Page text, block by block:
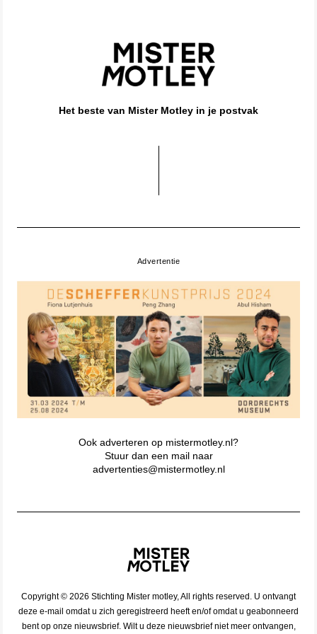
Het beste van Mister Motley in je postvak
Advertentie
Ook adverteren op mistermotley.nl?
Stuur dan een mail naar
advertenties@mistermotley.nl
Copyright © 2026 Stichting Mister motley, All rights reserved. U ontvangt
deze e-mail omdat u zich geregistreerd heeft en/of omdat u geabonneerd
bent op onze nieuwsbrief. Wilt u deze nieuwsbrief niet meer ontvangen,